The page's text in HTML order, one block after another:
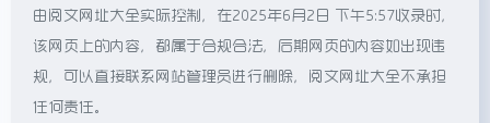
由阅文网址大全实际控制，在2025年6月2日 下午5:57收录时，
该网页上的内容，都属于合规合法，后期网页的内容如出现违
规，可以直接联系网站管理员进行删除，阅文网址大全不承担
任何责任。